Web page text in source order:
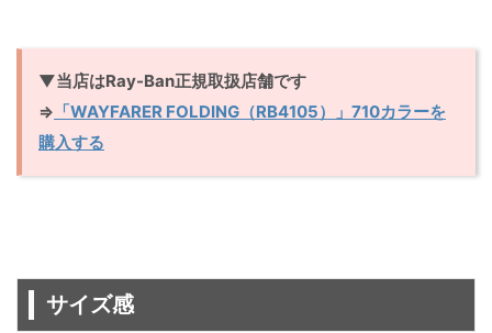
▼当店はRay-Ban正規取扱店舗です
⇒ 「WAYFARER FOLDING（RB4105）」710カラーを
購入する
サイズ感